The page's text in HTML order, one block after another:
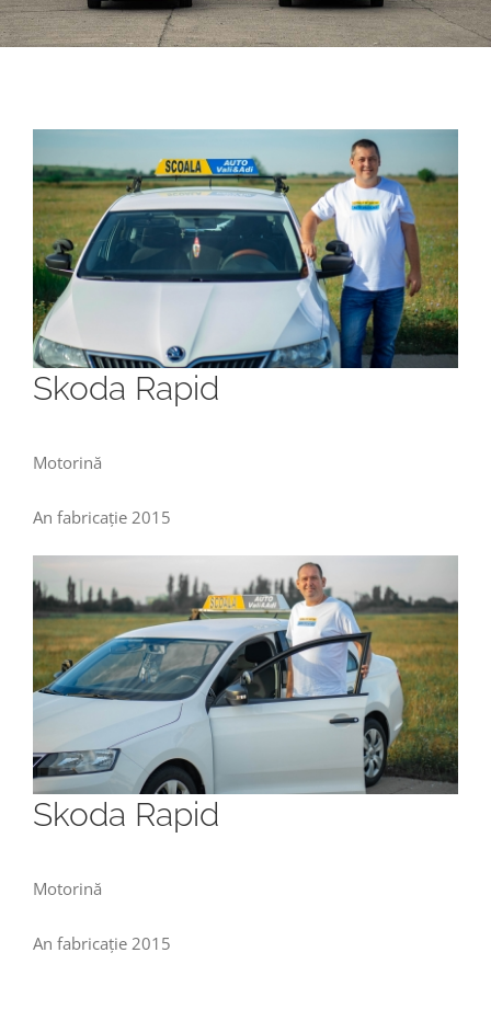
Skoda Rapid
Motorină
An fabricație 2015
Skoda Rapid
Motorină
An fabricație 2015